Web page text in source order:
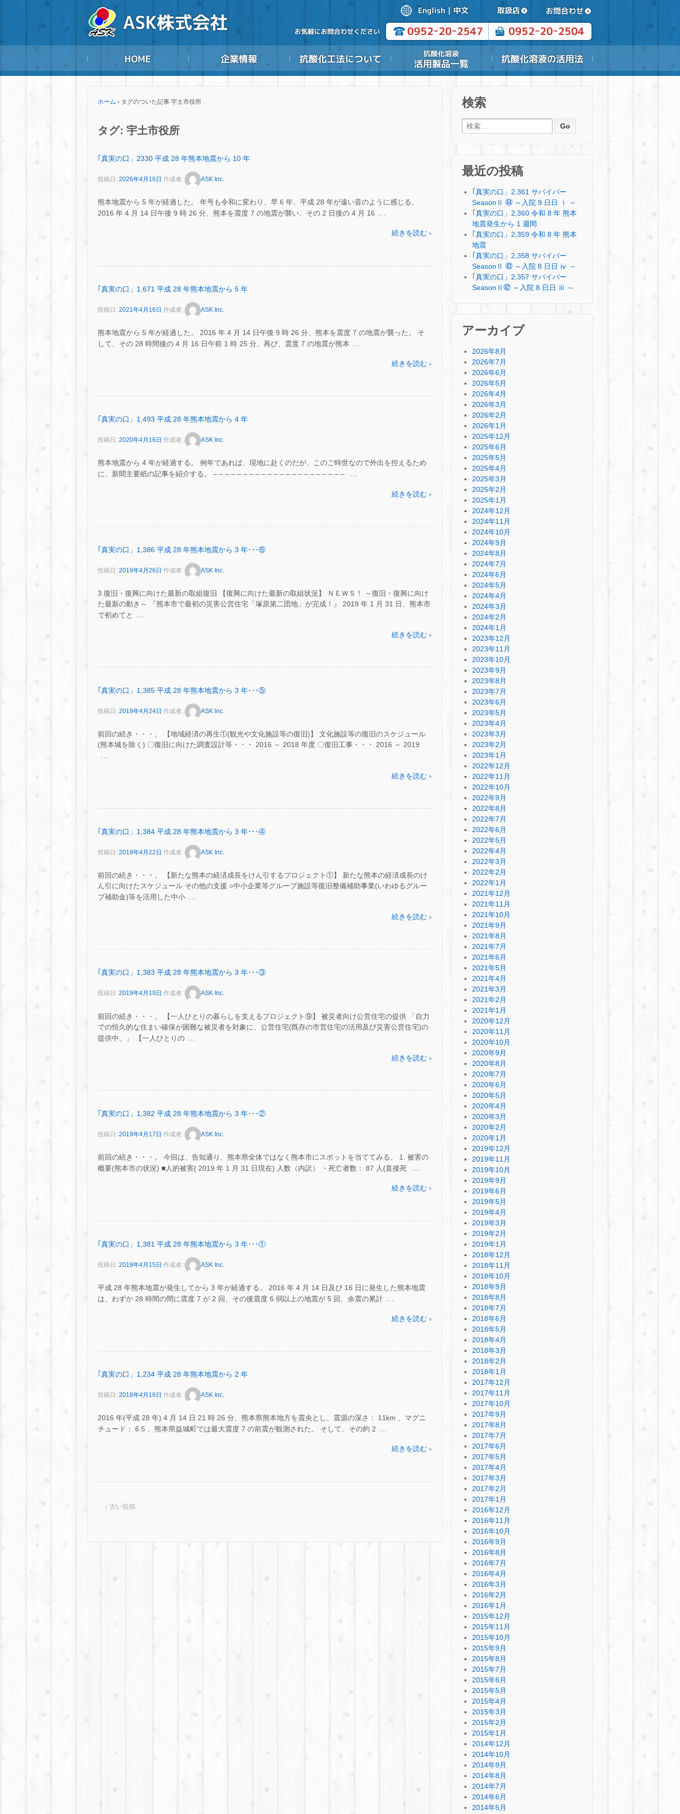
ホーム › タグのついた記事 宇土市役所
タグ: 宇土市役所
｢真実の口」2330 平成 28 年熊本地震から 10 年
投稿日: 2026年4月16日 作成者: ASK Inc.
熊本地震から 5 年が経過した。 年号も令和に変わり、早 6 年、平成 28 年が遠い昔のように感じる。
2016 年 4 月 14 日午後 9 時 26 分、熊本を震度 7 の地震が襲い、その 2 日後の 4 月 16 …
続きを読む ›
｢真実の口」1,671 平成 28 年熊本地震から 5 年
投稿日: 2021年4月16日 作成者: ASK Inc.
熊本地震から 5 年が経過した。 2016 年 4 月 14 日午後 9 時 26 分、熊本を震度 7 の地震が襲った。 そ
して、その 28 時間後の 4 月 16 日午前 1 時 25 分、再び、震度 7 の地震が熊本 …
続きを読む ›
｢真実の口」1,493 平成 28 年熊本地震から 4 年
投稿日: 2020年4月16日 作成者: ASK Inc.
熊本地震から 4 年が経過する。 例年であれば、現地に赴くのだが、このご時世なので外出を控えるため
に、新聞主要紙の記事を紹介する。 – – – – – – – – – – – – – – – – – – – – – –
…
続きを読む ›
｢真実の口」1,386 平成 28 年熊本地震から 3 年･･･⑥
投稿日: 2019年4月26日 作成者: ASK Inc.
3.復旧・復興に向けた最新の取組復旧 【復興に向けた最新の取組状況】 ＮＥＷＳ！ ～復旧・復興に向け
た最新の動き～ 『熊本市で最初の災害公営住宅「塚原第二団地」が完成！』 2019 年 1 月 31 日、熊本市
で初めてと
…
続きを読む ›
｢真実の口」1,385 平成 28 年熊本地震から 3 年･･･⑤
投稿日: 2019年4月24日 作成者: ASK Inc.
前回の続き・・・。 【地域経済の再生①(観光や文化施設等の復旧)】 文化施設等の復旧のスケジュール
(熊本城を除く) 〇復旧に向けた調査設計等・・・ 2016 ～ 2018 年度 〇復旧工事・・・ 2016 ～ 2019
…
続きを読む ›
｢真実の口」1,384 平成 28 年熊本地震から 3 年･･･④
投稿日: 2019年4月22日 作成者: ASK Inc.
前回の続き・・・。 【新たな熊本の経済成長をけん引するプロジェクト①】 新たな熊本の経済成長のけ
ん引に向けたスケジュール その他の支援 ○中小企業等グループ施設等復旧整備補助事業(いわゆるグルー
プ補助金)等を活用した中小 …
続きを読む ›
｢真実の口」1,383 平成 28 年熊本地震から 3 年･･･③
投稿日: 2019年4月19日 作成者: ASK Inc.
前回の続き・・・。 【一人ひとりの暮らしを支えるプロジェクト⑨】 被災者向け公営住宅の提供 「自力
での恒久的な住まい確保が困難な被災者を対象に、公営住宅(既存の市営住宅の活用及び災害公営住宅)の
提供中。」 【一人ひとりの …
続きを読む ›
｢真実の口」1,382 平成 28 年熊本地震から 3 年･･･②
投稿日: 2019年4月17日 作成者: ASK Inc.
前回の続き・・・。 今回は、告知通り、熊本県全体ではなく熊本市にスポットを当ててみる。 1. 被害の
概要(熊本市の状況) ■人的被害( 2019 年 1 月 31 日現在) 人数（内訳） ・死亡者数： 87 人(直接死
…
続きを読む ›
｢真実の口」1,381 平成 28 年熊本地震から 3 年･･･①
投稿日: 2019年4月15日 作成者: ASK Inc.
平成 28 年熊本地震が発生してから 3 年が経過する。 2016 年 4 月 14 日及び 16 日に発生した熊本地震
は、わずか 28 時間の間に震度 7 が 2 回、その後震度 6 弱以上の地震が 5 回、余震の累計 …
続きを読む ›
｢真実の口」1,234 平成 28 年熊本地震から 2 年
投稿日: 2018年4月16日 作成者: ASK Inc.
2016 年(平成 28 年) 4 月 14 日 21 時 26 分、熊本県熊本地方を震央とし、震源の深さ： 11km 、マグニ
チュード： 6.5 、熊本県益城町では最大震度 7 の前震が観測された。 そして、その約 2 …
続きを読む ›
‹ 古い投稿
検索
検索:
最近の投稿
｢真実の口」2,361 サバイバー
SeasonⅡ ㊹ ～入院 9 日日 ⅰ ～
｢真実の口」2,360 令和 8 年 熊本
地震発生から 1 週間
｢真実の口」2,359 令和 8 年 熊本
地震
｢真実の口」2,358 サバイバー
SeasonⅡ ㊸ ～入院 8 日日 ⅳ ～
｢真実の口」2,357 サバイバー
SeasonⅡ㊷ ～入院 8 日日 ⅲ ～
アーカイブ
2026年8月
2026年7月
2026年6月
2026年5月
2026年4月
2026年3月
2026年2月
2026年1月
2025年12月
2025年6月
2025年5月
2025年4月
2025年3月
2025年2月
2025年1月
2024年12月
2024年11月
2024年10月
2024年9月
2024年8月
2024年7月
2024年6月
2024年5月
2024年4月
2024年3月
2024年2月
2024年1月
2023年12月
2023年11月
2023年10月
2023年9月
2023年8月
2023年7月
2023年6月
2023年5月
2023年4月
2023年3月
2023年2月
2023年1月
2022年12月
2022年11月
2022年10月
2022年9月
2022年8月
2022年7月
2022年6月
2022年5月
2022年4月
2022年3月
2022年2月
2022年1月
2021年12月
2021年11月
2021年10月
2021年9月
2021年8月
2021年7月
2021年6月
2021年5月
2021年4月
2021年3月
2021年2月
2021年1月
2020年12月
2020年11月
2020年10月
2020年9月
2020年8月
2020年7月
2020年6月
2020年5月
2020年4月
2020年3月
2020年2月
2020年1月
2019年12月
2019年11月
2019年10月
2019年9月
2019年6月
2019年5月
2019年4月
2019年3月
2019年2月
2019年1月
2018年12月
2018年11月
2018年10月
2018年9月
2018年8月
2018年7月
2018年6月
2018年5月
2018年4月
2018年3月
2018年2月
2018年1月
2017年12月
2017年11月
2017年10月
2017年9月
2017年8月
2017年7月
2017年6月
2017年5月
2017年4月
2017年3月
2017年2月
2017年1月
2016年12月
2016年11月
2016年10月
2016年9月
2016年8月
2016年7月
2016年4月
2016年3月
2016年2月
2016年1月
2015年12月
2015年11月
2015年10月
2015年9月
2015年8月
2015年7月
2015年6月
2015年5月
2015年4月
2015年3月
2015年2月
2015年1月
2014年12月
2014年10月
2014年9月
2014年8月
2014年7月
2014年6月
2014年5月